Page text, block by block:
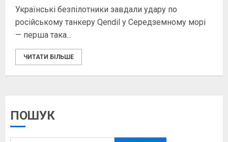
Українські безпілотники завдали удару по
російському танкеру Qendil у Середземному морі
— перша така...
ЧИТАТИ БІЛЬШЕ
ПОШУК